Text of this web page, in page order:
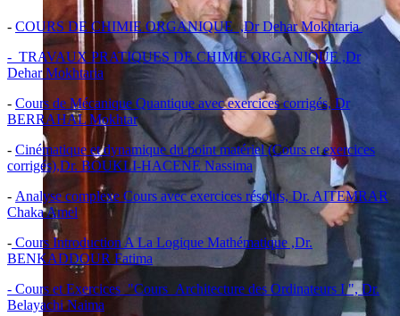
- COURS DE CHIMIE ORGANIQUE ,Dr Dehar Mokhtaria
- TRAVAUX PRATIQUES DE CHIMIE ORGANIQUE ,Dr
Dehar Mokhtaria
- Cours de Mécanique Quantique avec exercices corrigés, Dr
BERRAHAL Mokhtar
- Cinématique et dynamique du point matériel (Cours et exercices
corrigés),Dr. BOUKLI-HACENE Nassima
- Analyse complexe Cours avec exercices résolus, Dr. AITEMRAR
Chaka Amel
- Cours Introduction A La Logique Mathématique ,Dr.
BENKADDOUR Fatima
- Cours et Exercices "Cours Architecture des Ordinateurs I ", Dr.
Belayachi Naima